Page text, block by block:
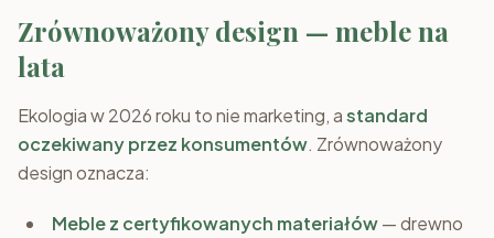
Zrównoważony design — meble na
lata
Ekologia w 2026 roku to nie marketing, astandard
oczekiwany przez konsumentów. Zrównoważony
design oznacza:
Meble z certyfikowanych materiałów— drewno